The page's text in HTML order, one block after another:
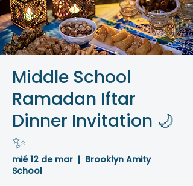
Middle School
Ramadan Iftar
Dinner Invitation 🌙
✨
mié 12 de mar
  |
Brooklyn Amity
School